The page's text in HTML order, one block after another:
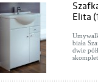
Elita
biała
dwie